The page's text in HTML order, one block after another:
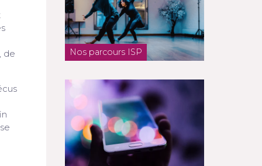
de Nos parcours ISP